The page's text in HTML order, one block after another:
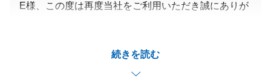
続きを読む
E様、この度は再度当社をご利用いただき誠にありが
に嬉しい限りでございます。
今後とも、何かお困りな事などございましたら、いつ